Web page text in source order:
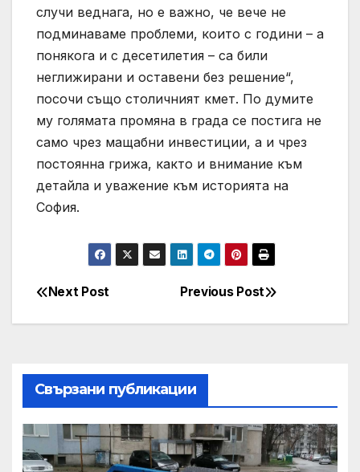
случи веднага, но е важно, че вече не
подминаваме проблеми, които с години – а
понякога и с десетилетия – са били
неглижирани и оставени без решение“,
посочи също столичният кмет. По думите
му голямата промяна в града се постига не
само чрез мащабни инвестиции, а и чрез
постоянна грижа, както и внимание към
детайла и уважение към историята на
София.
Post
navigation
Previous Post
Next Post
Свързани публикации